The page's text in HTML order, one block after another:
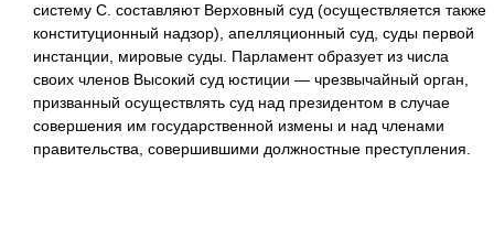
систему С. составляют Верховный суд (осуществляется также
конституционный надзор), апелляционный суд, суды первой
инстанции, мировые суды. Парламент образует из числа
своих членов Высокий суд юстиции — чрезвычайный орган,
призванный осуществлять суд над президентом в случае
совершения им государственной измены и над членами
правительства, совершившими должностные преступления.